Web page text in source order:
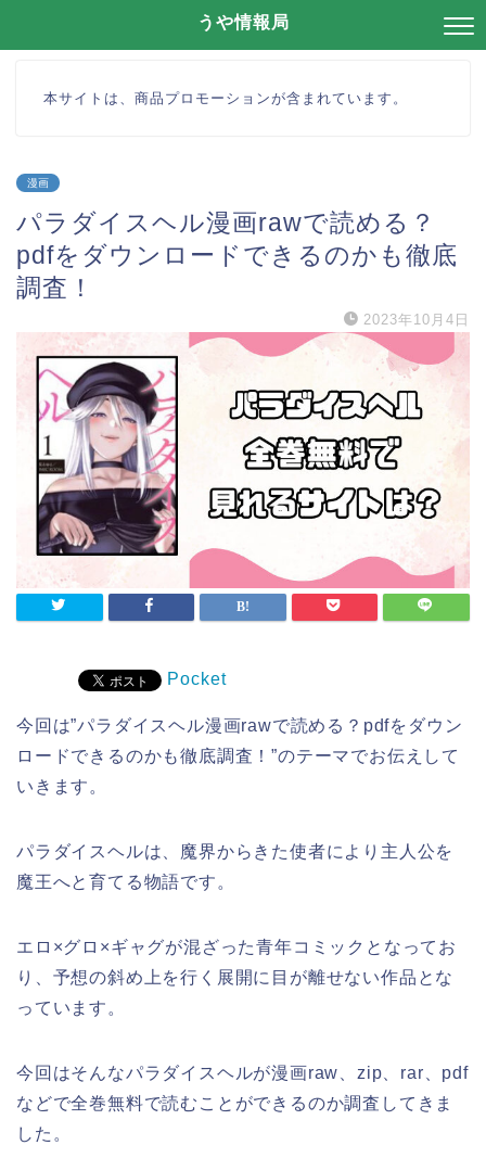
うや情報局
本サイトは、商品プロモーションが含まれています。
漫画
パラダイスヘル漫画rawで読める？
pdfをダウンロードできるのかも徹底
調査！
2023年10月4日
Pocket
今回は”パラダイスヘル漫画rawで読める？pdfをダウン
ロードできるのかも徹底調査！”のテーマでお伝えして
いきます。
パラダイスヘルは、魔界からきた使者により主人公を
魔王へと育てる物語です。
エロ×グロ×ギャグが混ざった青年コミックとなってお
り、予想の斜め上を行く展開に目が離せない作品とな
っています。
今回はそんなパラダイスヘルが漫画raw、zip、rar、pdf
などで全巻無料で読むことができるのか調査してきま
した。